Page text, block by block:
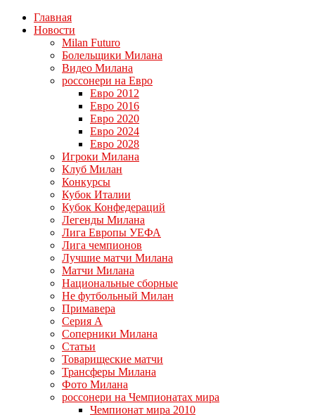
Главная
Новости
Milan Futuro
Болельщики Милана
Видео Милана
россонери на Евро
Евро 2012
Евро 2016
Евро 2020
Евро 2024
Евро 2028
Игроки Милана
Клуб Милан
Конкурсы
Кубок Италии
Кубок Конфедераций
Легенды Милана
Лига Европы УЕФА
Лига чемпионов
Лучшие матчи Милана
Матчи Милана
Национальные сборные
Не футбольный Милан
Примавера
Серия А
Соперники Милана
Статьи
Товарищеские матчи
Трансферы Милана
Фото Милана
россонери на Чемпионатах мира
Чемпионат мира 2010